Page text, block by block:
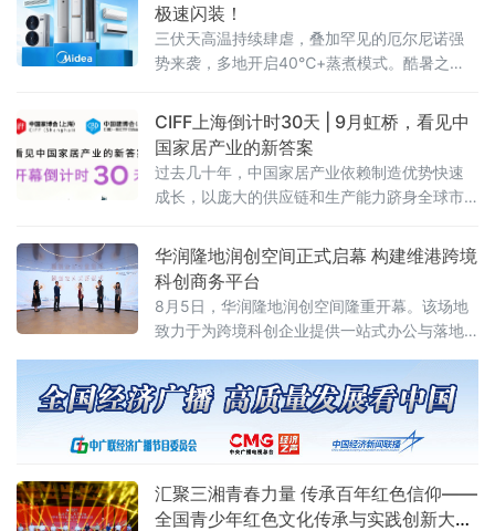
极速闪装！
三伏天高温持续肆虐，叠加罕见的厄尔尼诺强
势来袭，多地开启40℃+蒸煮模式。酷暑之
冷乏力、能耗偏高，还存在诸多安全隐患，严
重影响居家清凉体验。
CIFF上海倒计时30天 | 9月虹桥，看见中
国家居产业的新答案
过去几十年，中国家居产业依赖制造优势快速
成长，以庞大的供应链和生产能力跻身全球市
消费需求分化、渠道模式重构、全球市场重新
布局。企业需要回答的问题从“能不能造出来”转
向“能不能形成品牌、能不能走向全球、能不能
持续增长”。
华润隆地润创空间正式启幕 构建维港跨境
科创商务平台
8月5日，华润隆地润创空间隆重开幕。该场地
致力于为跨境科创企业提供一站式办公与落地
地政策咨询、商务社群链接等多元服务，搭建
维港畔高质量跨境科创商务生态。3
汇聚三湘青春力量 传承百年红色信仰——
全国青少年红色文化传承与实践创新大赛